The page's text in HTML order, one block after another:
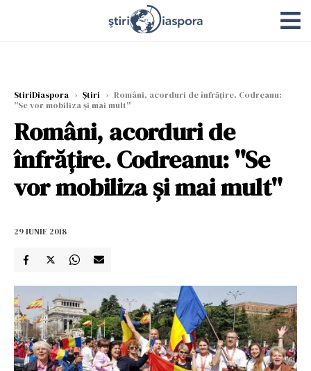
StiriDiaspora › Știri › Români, acorduri de înfrățire. Codreanu:
''Se vor mobiliza și mai mult''
Români, acorduri de
înfrățire. Codreanu: ''Se
vor mobiliza și mai mult''
29 IUNIE 2018